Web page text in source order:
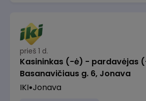
prieš 1 d.
Kasininkas (-ė) - pardavėjas
Basanavičiaus g. 6, Jonava
IKI Jonava